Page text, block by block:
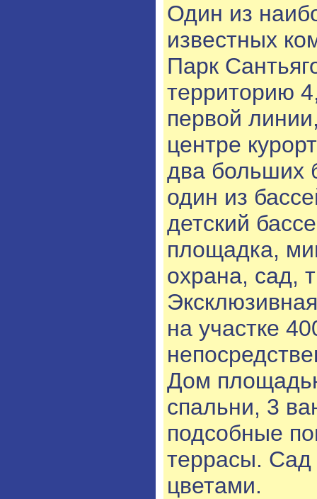
Один из
известных
Парк
территорию
первой
центре
два больших
один из
детский
площадка,
охрана, сад,
на участке
Дом
спальни, 3
подсобные
террасы. Сад
цветами.